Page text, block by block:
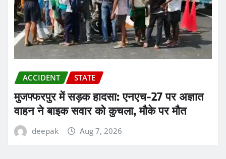
ACCIDENT STATE
मुजफ्फरपुर में सड़क हादसा: एनएच-27 पर अज्ञात
वाहन ने बाइक सवार को कुचला, मौके पर मौत
deepak Aug 7, 2026